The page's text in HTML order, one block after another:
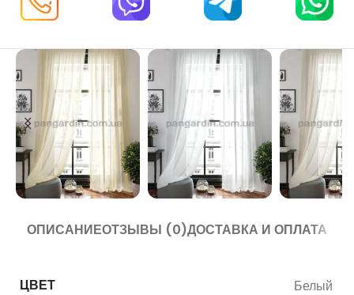
ОПИСАНИЕОТЗЫВЫ (0)ДОСТАВКА И ОПЛАТА
ЦВЕТ Белый